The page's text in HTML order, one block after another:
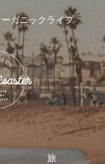
ガニックライフ
旅